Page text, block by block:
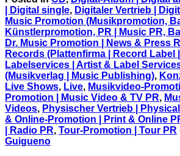
| Digital single, Digitaler Vertrieb |
Music Promotion (Musikpromotion,
Künstlerpromotion, PR | Music PR,
Dr. Music Promotion | News & Press
Records (Plattenfirma | Record Label
Labelservices | Artist & Label
(Musikverlag | Music Publishing),
Live Shows, Live, Musikvideo-
Promotion | Music Video & TV PR,
Videos, Physischer Vertrieb |
& Online-Promotion | Print & Online
| Radio PR, Tour-Promotion | Tour PR
Guigueno